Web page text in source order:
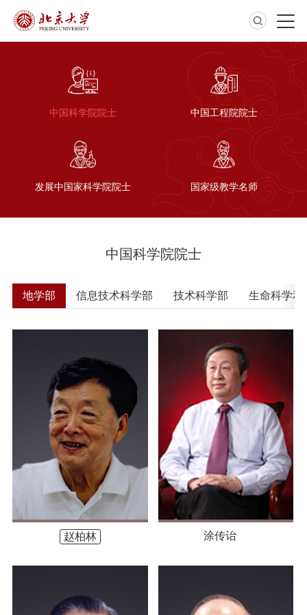
中国科学院院士 中国工程院院士
发展中国家科学院院士 国家级教学名师
中国科学院院士
地学部 信息技术科学部 技术科学部 生命科学和
赵柏林 涂传诒